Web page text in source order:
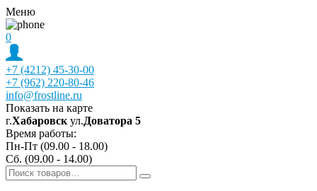
Меню
0
+7 (4212) 45-30-00
+7 (962) 220-80-46
info@frostline.ru
Показать на карте
г.Хабаровск ул.Доватора 5
Время работы:
Пн-Пт (09.00 - 18.00)
Сб. (09.00 - 14.00)